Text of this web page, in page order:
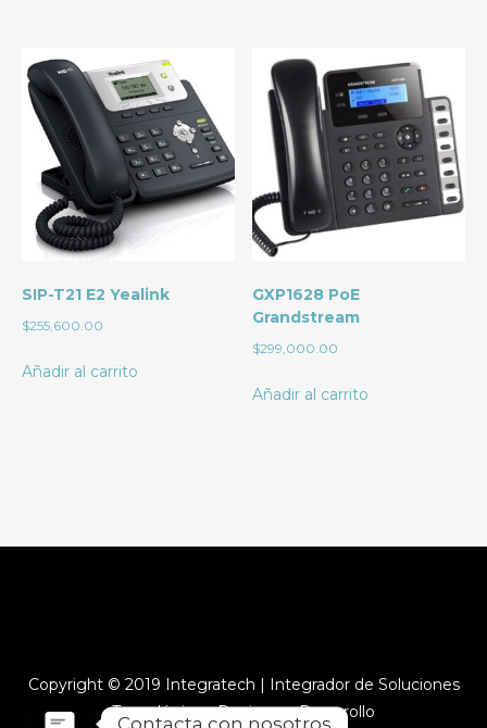
SIP-T21 E2 Yealink
$255,600.00
Añadir al carrito
GXP1628 PoE
Grandstream
$299,000.00
Añadir al carrito
Copyright © 2019 Integratech | Integrador de Soluciones
Tecnológicas. Pagina en Desarrollo
Contacta con nosotros